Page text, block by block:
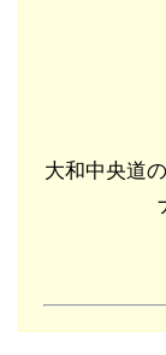
大和中央道